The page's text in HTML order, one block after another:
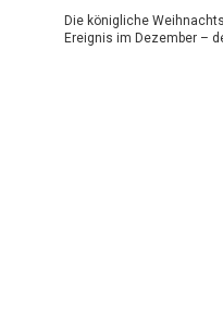
Die königliche
Ereignis im Dezember –